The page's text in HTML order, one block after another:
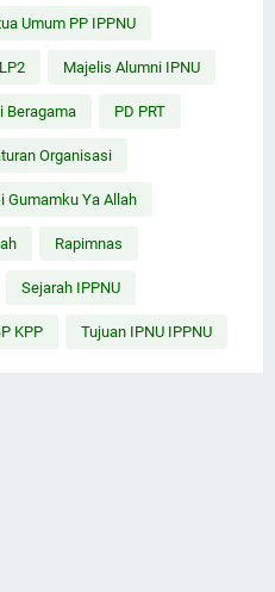
Umum PP IPPNU
LP2 Majelis Alumni IPNU
Beragama PD PRT
Organisasi
Gumamku Ya Allah
Rapimnas
Sejarah IPPNU
KPP Tujuan IPNU IPPNU